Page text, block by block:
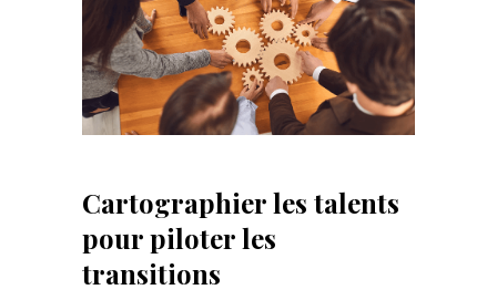
Cartographier les talents
pour piloter les
transitions